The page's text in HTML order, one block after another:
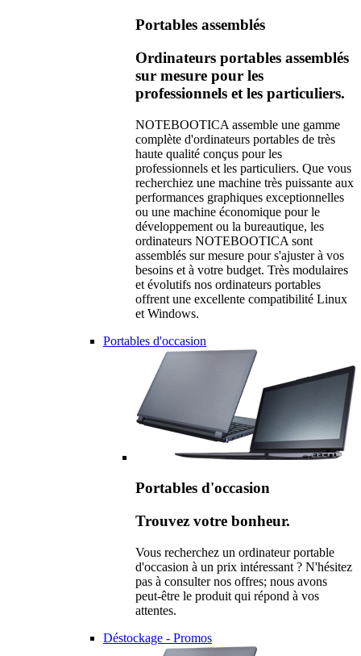
Portables assemblés
Ordinateurs portables assemblés
sur mesure pour les
professionnels et les particuliers.
NOTEBOOTICA assemble une gamme
complète d'ordinateurs portables de très
haute qualité conçus pour les
professionnels et les particuliers. Que vous
recherchiez une machine très puissante aux
performances graphiques exceptionnelles
ou une machine économique pour le
développement ou la bureautique, les
ordinateurs NOTEBOOTICA sont
assemblés sur mesure pour s'ajuster à vos
besoins et à votre budget. Très modulaires
et évolutifs nos ordinateurs portables
offrent une excellente compatibilité Linux
et Windows.
Portables d'occasion
Portables d'occasion
Trouvez votre bonheur.
Vous recherchez un ordinateur portable
d'occasion à un prix intéressant ? N'hésitez
pas à consulter nos offres; nous avons
peut-être le produit qui répond à vos
attentes.
Déstockage - Promos